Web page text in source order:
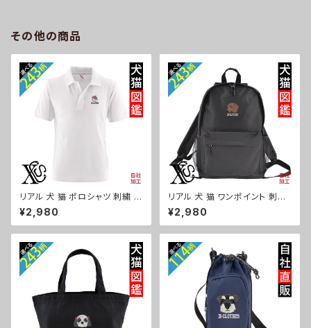
その他の商品
リアル 犬 猫 ポロシャツ 刺繍 プ
レゼント 半袖 メンズ オリジナル
無地 ワンポイント ロゴ おしゃ
れ ゴルフ 吸汗速乾 白 ホワイト
ワワ シーズー シュナウザー パ
グ フレンチブルドッグ X-CLOT
HES 猫図鑑 犬図鑑 ori-am-p
oh2-g10-s
¥2,980
リアル 犬 猫 ワンポイント 刺繍
リュック おしゃれ 通学 バックパ
ック バッグ メンズ レディース デ
イパック ジム オリジナル ロゴ
父の日 母の日 グッズ 柄 柴犬
チワワ シーズー シュナウザー
パグ X-CLOTHES 猫図鑑 犬
図鑑 ori-a-bag21-b10-s
¥2,980